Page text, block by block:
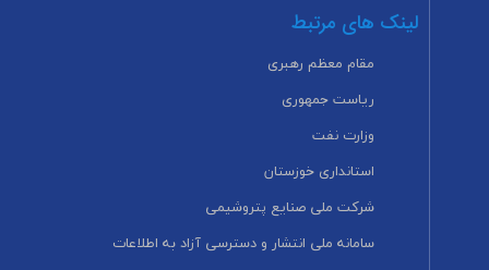
لینک های مرتبط
مقام معظم رهبری
ریاست جمهوری
وزارت نفت
استانداری خوزستان
شرکت ملی صنایع پتروشیمی
سامانه ملی انتشار و دسترسی آزاد به اطلاعات